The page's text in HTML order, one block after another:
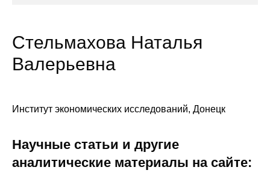
Об институте
Научные подразделения
Сотрудники
Стельмахова Наталья
Валерьевна
Институт экономических исследований, Донецк
Научные статьи и другие
аналитические материалы на сайте: